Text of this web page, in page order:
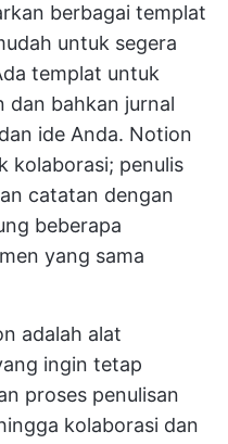
berbagai templat
untuk segera
templat untuk
dan bahkan jurnal
ide Anda. Notion
kolaborasi; penulis
catatan dengan
beberapa
yang sama
adalah alat
ingin tetap
proses penulisan
kolaborasi dan